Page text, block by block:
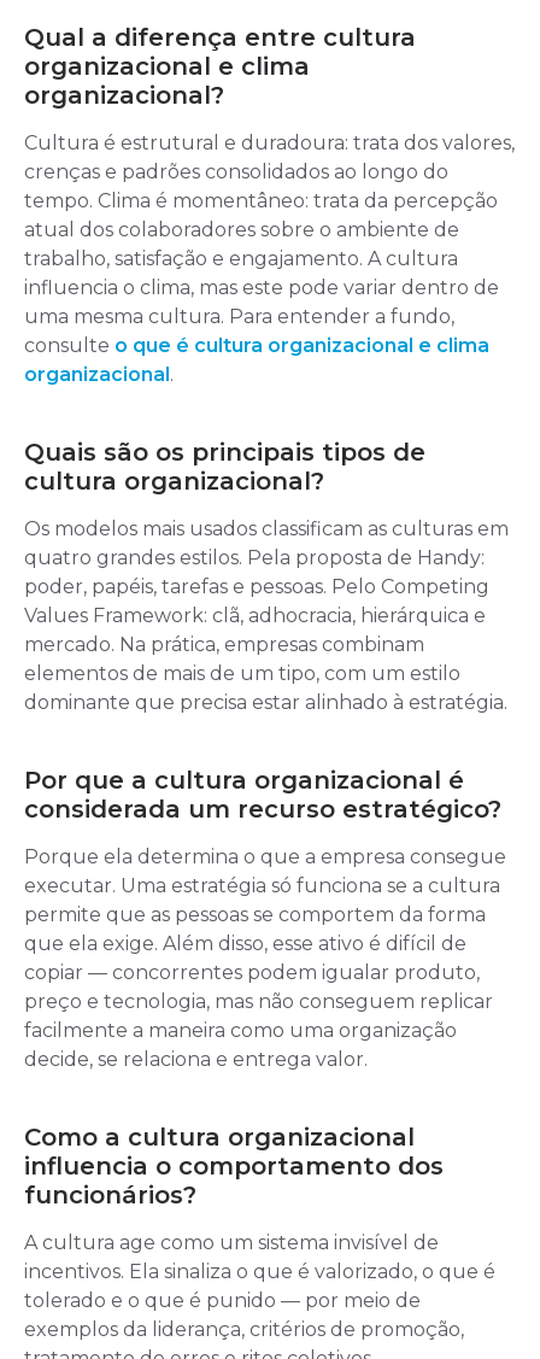
Qual a diferença entre cultura
organizacional e clima
organizacional?
Cultura é estrutural e duradoura: trata dos valores,
crenças e padrões consolidados ao longo do
tempo. Clima é momentâneo: trata da percepção
atual dos colaboradores sobre o ambiente de
trabalho, satisfação e engajamento. A cultura
influencia o clima, mas este pode variar dentro de
uma mesma cultura. Para entender a fundo,
consulte o que é cultura organizacional e clima
organizacional.
Quais são os principais tipos de
cultura organizacional?
Os modelos mais usados classificam as culturas em
quatro grandes estilos. Pela proposta de Handy:
poder, papéis, tarefas e pessoas. Pelo Competing
Values Framework: clã, adhocracia, hierárquica e
mercado. Na prática, empresas combinam
elementos de mais de um tipo, com um estilo
dominante que precisa estar alinhado à estratégia.
Por que a cultura organizacional é
considerada um recurso estratégico?
Porque ela determina o que a empresa consegue
executar. Uma estratégia só funciona se a cultura
permite que as pessoas se comportem da forma
que ela exige. Além disso, esse ativo é difícil de
copiar — concorrentes podem igualar produto,
preço e tecnologia, mas não conseguem replicar
facilmente a maneira como uma organização
decide, se relaciona e entrega valor.
Como a cultura organizacional
influencia o comportamento dos
funcionários?
A cultura age como um sistema invisível de
incentivos. Ela sinaliza o que é valorizado, o que é
tolerado e o que é punido — por meio de
exemplos da liderança, critérios de promoção,